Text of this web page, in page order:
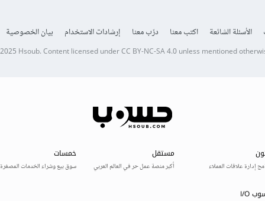
الأسئلة الشائعة اكتب معنا درّب معنا إرشادات الاستخدام بيان الخصوصية
Hsoub.Content licensed underCC BY-NC-SA 4.0unless mentioned